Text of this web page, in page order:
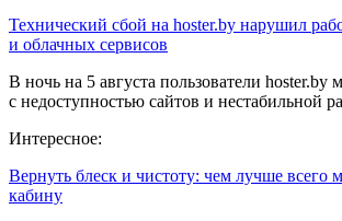
Технический сбой на hoster.by нарушил
и облачных сервисов
В ночь на 5 августа пользователи hoster.by
с недоступностью сайтов и нестабильной
Интересное:
Вернуть блеск и чистоту: чем лучше всего
кабину